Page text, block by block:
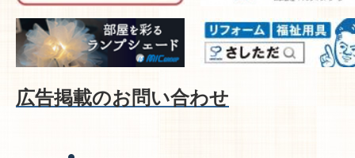
広告掲載のお問い合わせ